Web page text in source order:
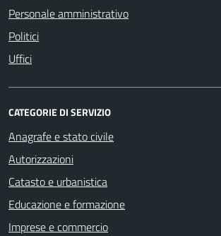
Personale amministrativo
Politici
Uffici
CATEGORIE DI SERVIZIO
Anagrafe e stato civile
Autorizzazioni
Catasto e urbanistica
Educazione e formazione
Imprese e commercio